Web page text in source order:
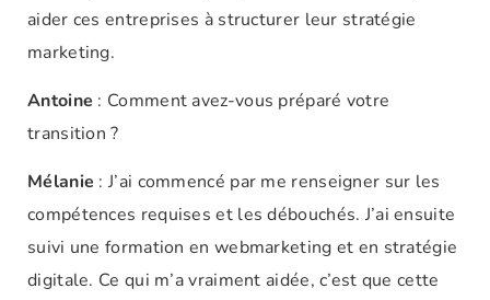
aider ces entreprises à structurer leur stratégie
marketing.
Antoine : Comment avez-vous préparé votre
transition ?
Mélanie : J’ai commencé par me renseigner sur les
compétences requises et les débouchés. J’ai ensuite
suivi une formation en webmarketing et en stratégie
digitale. Ce qui m’a vraiment aidée, c’est que cette